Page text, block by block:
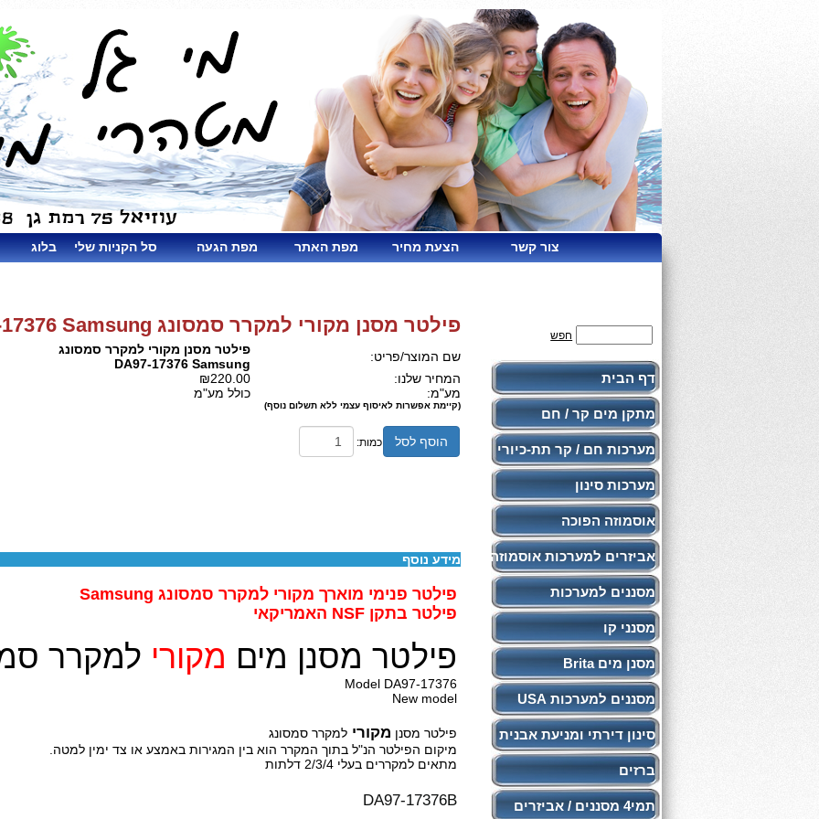
צור קשר הצעת מחיר מפת האתר מפת הגעה סל הקניות שלי בלוג
חפש
דף הבית
מתקן מים קר / חם
מערכות חם / קר תת-כיורי
מערכות סינון
אוסמוזה הפוכה
אביזרים למערכות אוסמוזה
מסננים למערכות
מסנני קו
מסנן מים Brita
מסננים למערכות USA
סינון דירתי ומניעת אבנית
ברזים
תמי4 מסננים / אביזרים
פילטר מסנן מקורי למקרר סמסונג DA97-17376 Samsung
שם המוצר/פריט:
פילטר מסנן מקורי למקרר סמסונג
DA97-17376 Samsung
המחיר שלנו:
₪220.00
מע"מ:
כולל מע"מ
(קיימת אפשרות לאיסוף עצמי ללא תשלום נוסף)
הוסף לסל כמות:
מידע נוסף
פילטר פנימי מוארך מקורי למקרר סמסונג Samsung
פילטר בתקן NSF האמריקאי
פילטר מסנן מים מקורי למקרר
Model DA97-17376
New model
פילטר מסנן מקורי למקרר סמסונג
מיקום הפילטר הנ"ל בתוך המקרר הוא בין המגירות באמצע או צד ימין למטה.
מתאים למקררים בעלי 2/3/4 דלתות
DA97-17376B